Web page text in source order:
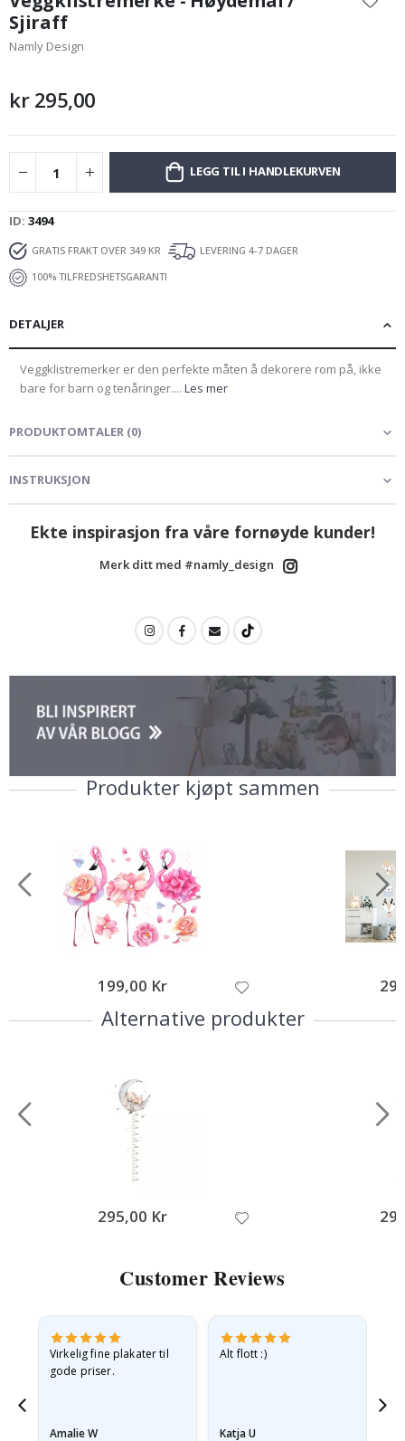
begynnelsen
av
bildegalleri
Sjiraff
Namly Design
kr 295,00
LEGG TIL I HANDLEKURVEN
ID 3494
GRATIS FRAKT OVER 349 KR
LEVERING 4-7 DAGER
100% TILFREDSHETSGARANTI
DETALJER
Veggklistremerker er den perfekte måten å dekorere rom på, ikke
bare for barn og tenåringer.... Les mer
PRODUKTOMTALER (0)
INSTRUKSJON
Ekte inspirasjon fra våre fornøyde kunder!
Merk ditt med #namly_design
Produkter kjøpt sammen
199,00 Kr
Alternative produkter
295,00 Kr
Customer Reviews
Virkelig fine plakater til
gode priser.
Amalie W
Alt flott :)
Katja U